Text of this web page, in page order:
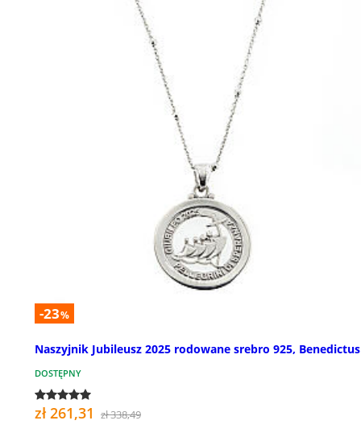
-23%
Naszyjnik Jubileusz 2025 rodowane srebro 925, Benedictus
DOSTĘPNY
zł 261,31 zł 338,49